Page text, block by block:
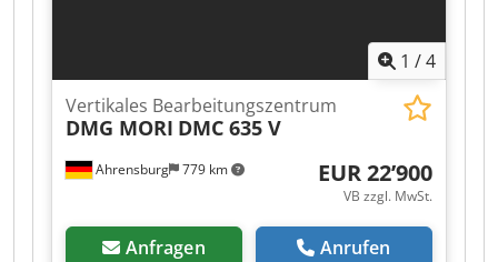
1 /4
Ahrensburg 779 km
Vertikales Bearbeitungszentrum
DMG MORI DMC 635 V
EUR 22’900
VB zzgl. MwSt.
Anfragen Anrufen